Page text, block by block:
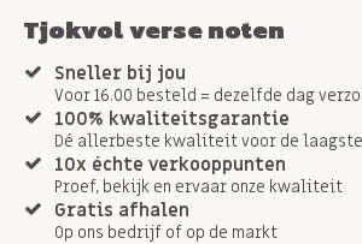
Tjokvol verse noten
Sneller bij jou
Voor 16.00 besteld = dezelfde dag
100% kwaliteitsgarantie
Dé allerbeste kwaliteit voor de
10x échte verkooppunten
Proef, bekijk en ervaar onze kwaliteit
Gratis afhalen
Op ons bedrijf of op de markt